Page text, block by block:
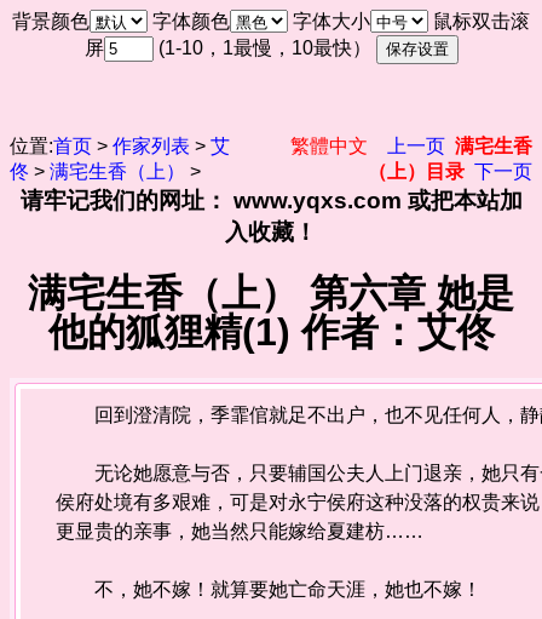
背景颜色 字体颜色 字体大小
鼠标双击滚
屏
(1-10，1最慢，10最快）
位置:首页 > 作家列表 > 艾
佟 > 满宅生香（上） >
繁體中文 上一页 满宅生香
（上）目录 下一页
请牢记我们的网址： www.yqxs.com 或把本站加
入收藏！
满宅生香（上） 第六章 她是
他的狐狸精(1) 作者：艾佟
回到澄清院，季霏倌就足不出户，也不见任何人，静
无论她愿意与否，只要辅国公夫人上门退亲，她只
侯府处境有多艰难，可是对永宁侯府这种没落的权贵来
更显贵的亲事，她当然只能嫁给夏建枋……
不，她不嫁！就算要她亡命天涯，她也不嫁！